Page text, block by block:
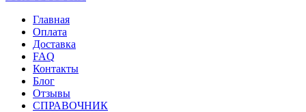
Главная
Оплата
Доставка
FAQ
Контакты
Блог
Отзывы
СПРАВОЧНИК